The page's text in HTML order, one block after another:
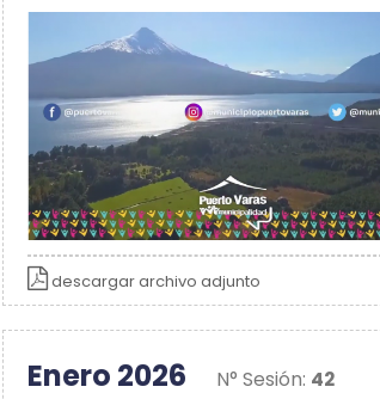
descargar archivo adjunto
Enero 2026 N° Sesión: 42